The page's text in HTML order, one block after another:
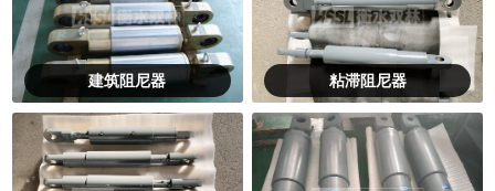
建筑阻尼器 粘滞阻尼器